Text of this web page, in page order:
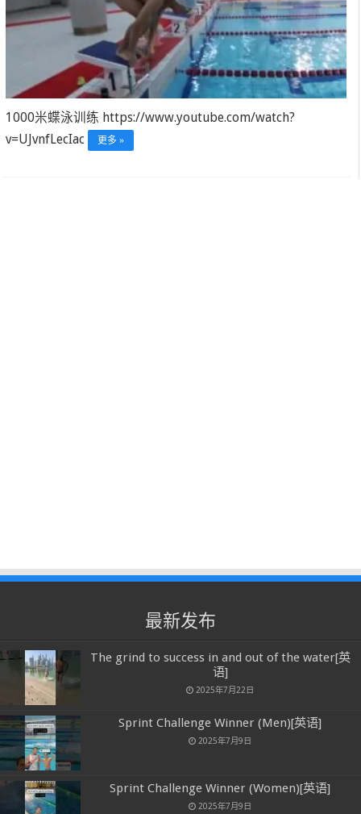
1000米蝶泳训练 https://www.youtube.com/watch?
v=UJvnfLecIac
更多 »
最新发布
The grind to success in and out of the water[英
语]
2025年7月22日
Sprint Challenge Winner (Men)[英语]
2025年7月9日
Sprint Challenge Winner (Women)[英语]
2025年7月9日